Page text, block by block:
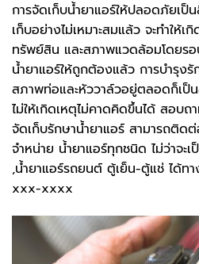
การจัดเก็บน้ำยาแอร์ให้ปลอดภัยเป็
เก็บอย่างไม่เหมาะสมแล้ว จะทำให้
ทรัพย์สิน และสภาพแวดล้อมโดยร
น้ำยาแอร์ให้ถูกต้องแล้ว การบำรุงรั
สภาพท่อและหัววาล์วอยู่ตลอดก็เป็
ไม่ให้เกิดเหตุไม่คาดคิดขึ้นได้ สอบ
จัดเก็บรักษาน้ำยาแอร์ สามารถติด
จำหน่าย น้ำยาแอร์ทุกชนิด ไม่ว่าจะ
,น้ำยาแอร์รถยนต์ ตู้เย็น-ตู้แช่ ได้ท
xxx-xxxx